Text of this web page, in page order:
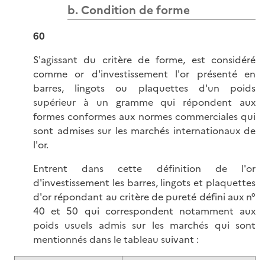
b. Condition de forme
60
S'agissant du critère de forme, est considéré
comme or d'investissement l'or présenté en
barres, lingots ou plaquettes d'un poids
supérieur à un gramme qui répondent aux
formes conformes aux normes commerciales qui
sont admises sur les marchés internationaux de
l'or.
Entrent dans cette définition de l'or
d'investissement les barres, lingots et plaquettes
d'or répondant au critère de pureté défini aux n°
40 et 50 qui correspondent notamment aux
poids usuels admis sur les marchés qui sont
mentionnés dans le tableau suivant :